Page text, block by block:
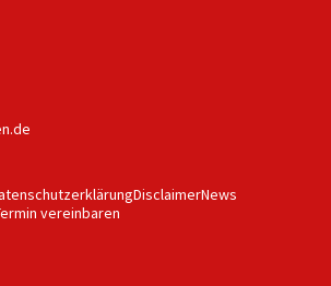
DisclaimerNews
vereinbaren